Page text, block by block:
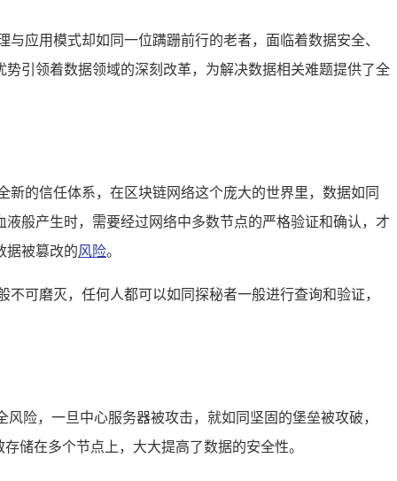
应用模式却如同一位蹒跚前行的老者，面临着数据安全、
引领着数据领域的深刻改革，为解决数据相关难题提供了全
的信任体系，在区块链网络这个庞大的世界里，数据如同
般产生时，需要经过网络中多数节点的严格验证和确认，才
据被篡改的风险。
可磨灭，任何人都可以如同探秘者一般进行查询和验证，
险，一旦中心服务器被攻击，就如同坚固的堡垒被攻破，
储在多个节点上，大大提高了数据的安全性。